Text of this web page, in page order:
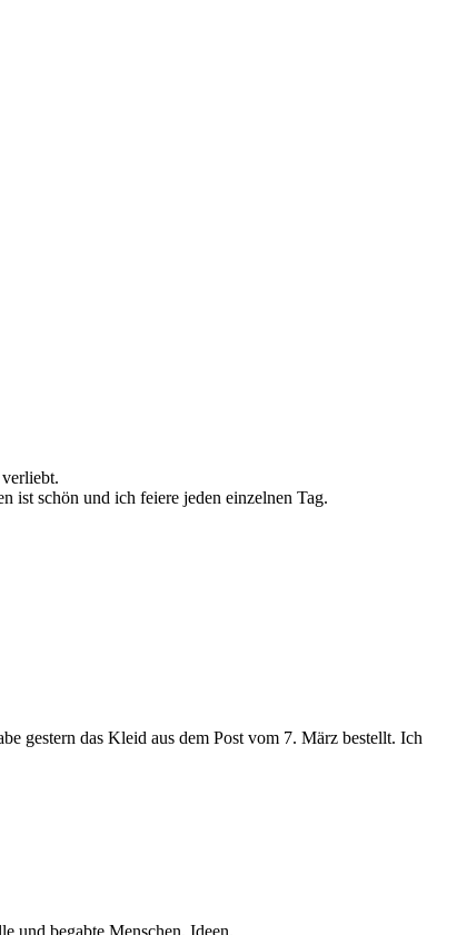
ist schön und ich feiere jeden einzelnen Tag.
gestern das Kleid aus dem Post vom 7. März bestellt. Ich